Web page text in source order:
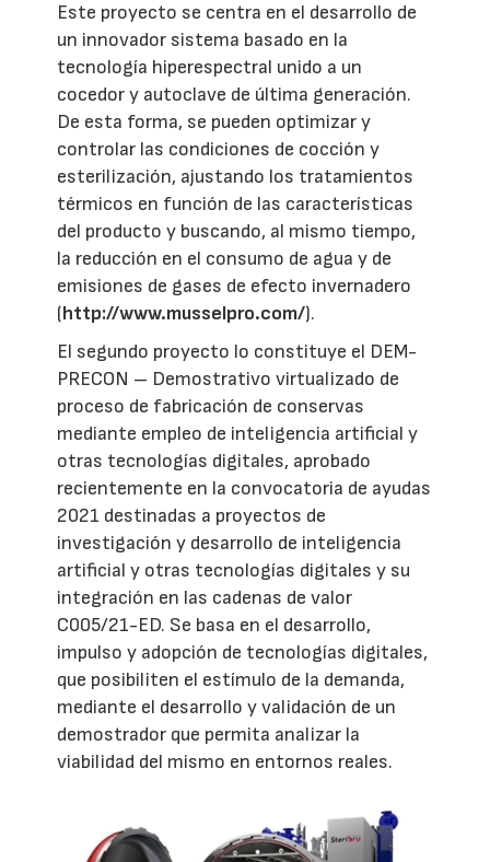
Este proyecto se centra en el desarrollo de
un innovador sistema basado en la
tecnología hiperespectral unido a un
cocedor y autoclave de última generación.
De esta forma, se pueden optimizar y
controlar las condiciones de cocción y
esterilización, ajustando los tratamientos
térmicos en función de las características
del producto y buscando, al mismo tiempo,
la reducción en el consumo de agua y de
emisiones de gases de efecto invernadero
(http://www.musselpro.com/).
El segundo proyecto lo constituye el DEM-
PRECON – Demostrativo virtualizado de
proceso de fabricación de conservas
mediante empleo de inteligencia artificial y
otras tecnologías digitales, aprobado
recientemente en la convocatoria de ayudas
2021 destinadas a proyectos de
investigación y desarrollo de inteligencia
artificial y otras tecnologías digitales y su
integración en las cadenas de valor
C005/21-ED. Se basa en el desarrollo,
impulso y adopción de tecnologías digitales,
que posibiliten el estímulo de la demanda,
mediante el desarrollo y validación de un
demostrador que permita analizar la
viabilidad del mismo en entornos reales.